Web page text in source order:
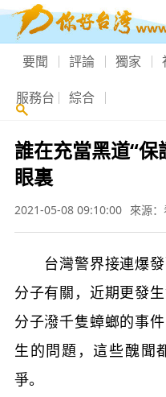
要聞 評論 獨家
服務台 綜合
誰在充當黑道“
眼裏
2021-05-08 09:10:00 來源
台灣警界接連爆發
分子有關，近期更發
分子潑千隻蟑螂的事
生的問題，這些醜聞
爭。